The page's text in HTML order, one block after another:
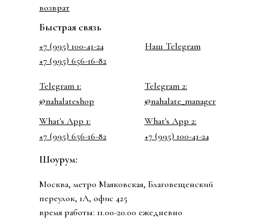
возврат
Шоурум:
Москва, метро Маяковская, Благовещенский
переулок, 1А, офис 425
время работы: 11.00-20.00 ежедневно
Быстрая связь
+7 (995) 100-41-24
Telegram 1:
Наш Telegram
@nahalate_manager
Telegram 2:
@nahalateshop
What's App 1:
+7 (995) 100-41-24
What's App 2:
+7 (995) 656-16-82
+7 (995) 656-16-82